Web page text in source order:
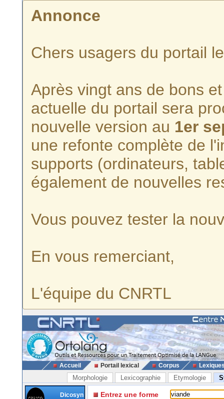
Annonce
Chers usagers du portail
Après vingt ans de bons
actuelle du portail sera
nouvelle version au 1er
une refonte complète de
supports (ordinateurs,
également de nouvelles
Vous pouvez tester la
En vous remerciant,
L'équipe du CNRTL
Accueil Portail lexical Corpus
Morphologie Lexicographie Etymologie
Dicosyn
Entrez une forme